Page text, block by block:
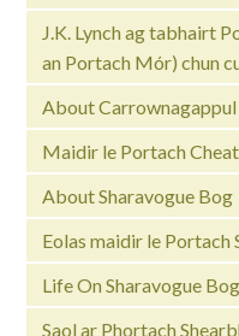
J.K. Lynch ag tabhairt
an Portach Mór) chun
About
Maidir le Portach
About Sharavogue Bog
Eolas maidir le Portach
Life On Sharavogue Bog
Saol ar Phortach